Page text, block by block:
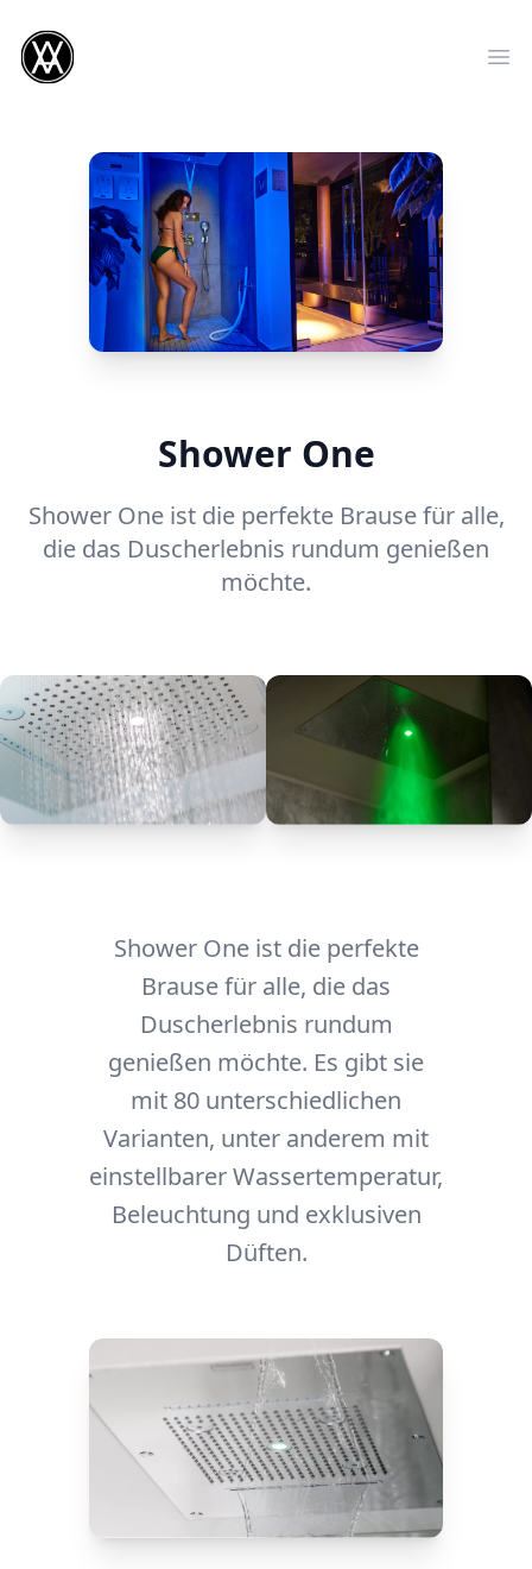
Shower One
Shower One ist die perfekte Brause für alle,
die das Duscherlebnis rundum genießen
möchte.
Shower One ist die perfekte
Brause für alle, die das
Duscherlebnis rundum
genießen möchte. Es gibt sie
mit 80 unterschiedlichen
Varianten, unter anderem mit
einstellbarer Wassertemperatur,
Beleuchtung und exklusiven
Düften.